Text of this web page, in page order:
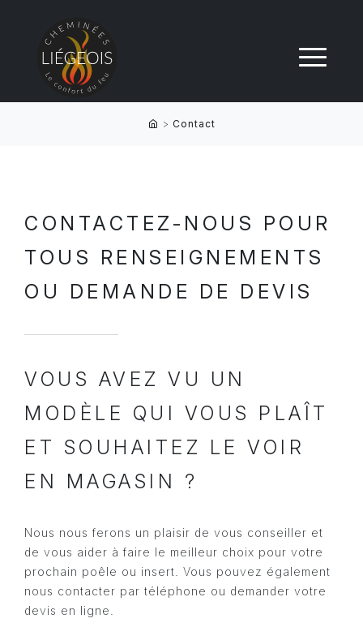
> Contact
CONTACTEZ-NOUS POUR
TOUS RENSEIGNEMENTS
OU DEMANDE DE DEVIS
VOUS AVEZ VU UN
MODÈLE QUI VOUS PLAÎT
ET SOUHAITEZ LE VOIR
EN MAGASIN ?
Nous nous ferons un plaisir de vous conseiller et
de vous aider à faire le meilleur choix pour votre
prochain poêle ou insert. Vous pouvez également
nous contacter par téléphone ou demander votre
devis en ligne.